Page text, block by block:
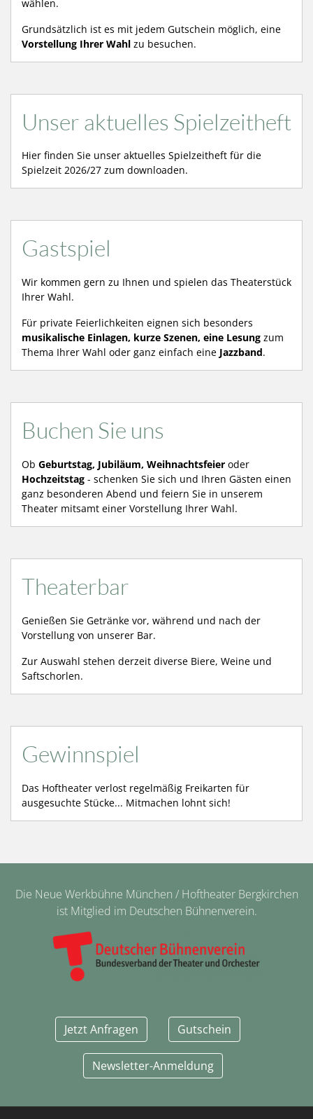
wählen.
Grundsätzlich ist es mit jedem Gutschein möglich, eine
Vorstellung Ihrer Wahl zu besuchen.
Unser aktuelles Spielzeitheft
Hier finden Sie unser aktuelles Spielzeitheft für die
Spielzeit 2026/27 zum downloaden.
Gastspiel
Wir kommen gern zu Ihnen und spielen das Theaterstück
Ihrer Wahl.
Für private Feierlichkeiten eignen sich besonders
musikalische Einlagen, kurze Szenen, eine Lesung zum
Thema Ihrer Wahl oder ganz einfach eine Jazzband.
Buchen Sie uns
Ob Geburtstag, Jubiläum, Weihnachtsfeier oder
Hochzeitstag - schenken Sie sich und Ihren Gästen einen
ganz besonderen Abend und feiern Sie in unserem
Theater mitsamt einer Vorstellung Ihrer Wahl.
Theaterbar
Genießen Sie Getränke vor, während und nach der
Vorstellung von unserer Bar.
Zur Auswahl stehen derzeit diverse Biere, Weine und
Saftschorlen.
Gewinnspiel
Das Hoftheater verlost regelmäßig Freikarten für
ausgesuchte Stücke... Mitmachen lohnt sich!
Die Neue Werkbühne München / Hoftheater Bergkirchen
ist Mitglied im Deutschen Bühnenverein.
Jetzt Anfragen Gutschein
Newsletter-Anmeldung